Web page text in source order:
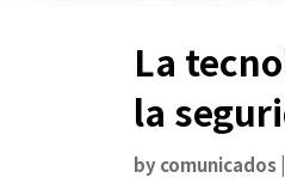
La
la
bycomunicados